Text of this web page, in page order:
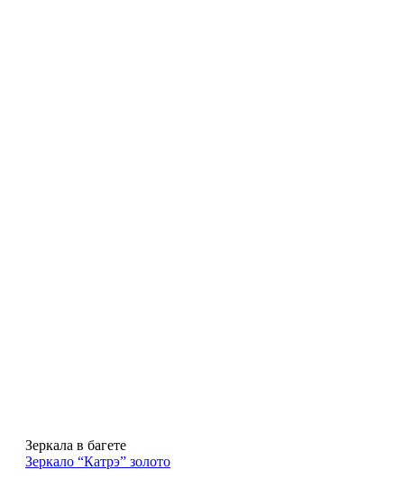
Зеркала в багете
Зеркало “Катрэ” золото